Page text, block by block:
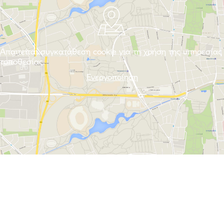
Απαιτείται συγκατάθεση cookie για τη χρήση της υπηρεσίας
τοποθεσίας.
Ενεργοποίηση